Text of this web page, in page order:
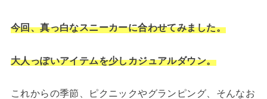
今回、真っ白なスニーカーに合わせてみました。
大人っぽいアイテムを少しカジュアルダウン。
これからの季節、ピクニックやグランピング、そんなお